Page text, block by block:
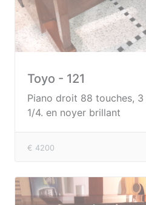
Toyo - 121
Piano droit 88 touches,
1/4. en noyer brillant
€ 4200